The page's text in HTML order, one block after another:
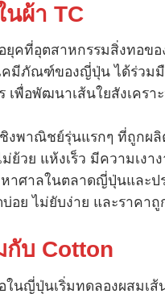
นผ้า TC
คที่อุตสาหกรรมสิ่งทอขอ
มีภัณฑ์ของญี่ปุ่น ได้ร่วมมื
เพื่อพัฒนาเส้นใยสังเครา
เชิงพาณิชย์รุ่นแรกๆ ที่ถูก
วย แห้งเร็ว มีความเงา
าศาลในตลาดญี่ปุ่นและ
อย ไม่ยับง่าย และราคา
กับ Cotton
นญี่ปุ่นเริ่มทดลองผสมเส้น